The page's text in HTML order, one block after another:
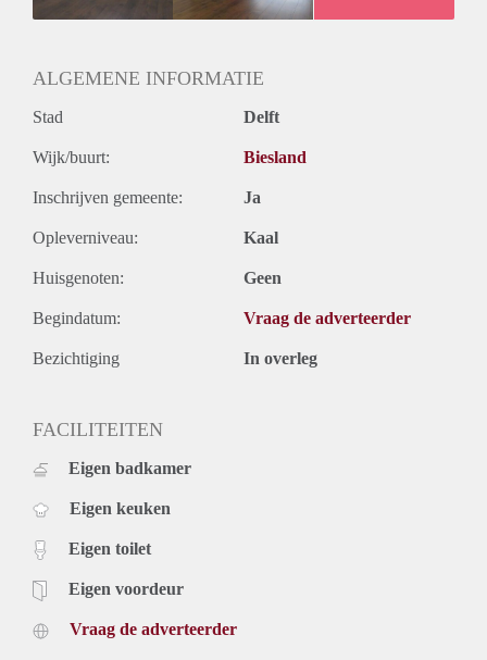
ALGEMENE INFORMATIE
Stad Delft
Wijk/buurt: Biesland
Inschrijven gemeente: Ja
Opleverniveau: Kaal
Huisgenoten: Geen
Begindatum: Vraag de adverteerder
Bezichtiging In overleg
FACILITEITEN
Eigen badkamer
Eigen keuken
Eigen toilet
Eigen voordeur
Vraag de adverteerder